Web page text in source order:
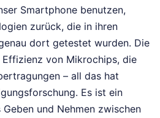
Smartphone benutzen,
zurück, die in ihren
dort getestet wurden. Die
Effizienz von Mikrochips, die
– all das hat
Es ist ein
und Nehmen zwischen